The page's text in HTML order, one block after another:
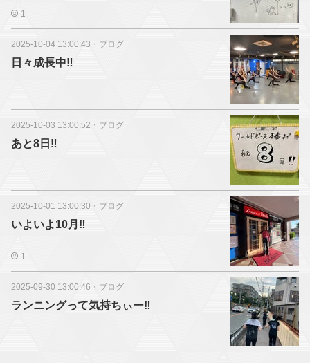
1
2025-10-04 13:00:43 ・ ブログ
日々成長中‼️
2025-10-03 13:00:52 ・ ブログ
あと8日‼️
2025-10-01 13:00:30 ・ ブログ
いよいよ10月‼️
1
2025-09-30 13:00:46 ・ ブログ
ランニングって気持ちぃー‼️